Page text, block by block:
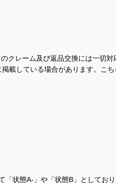
レーム及び返品交換には一切対
載している場合があります。こ
状態A-」や「状態B」としており